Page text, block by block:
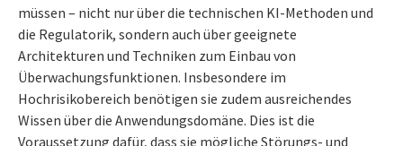
müssen – nicht nur über die technischen KI-Methoden und
die Regulatorik, sondern auch über geeignete
Architekturen und Techniken zum Einbau von
Überwachungsfunktionen. Insbesondere im
Hochrisikobereich benötigen sie zudem ausreichendes
Wissen über die Anwendungsdomäne. Dies ist die
Voraussetzung dafür, dass sie mögliche Störungs- und